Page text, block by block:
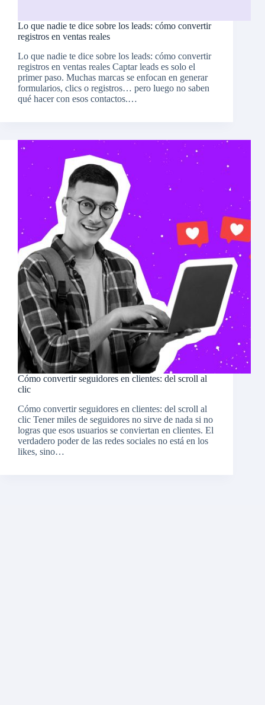
Lo que nadie te dice sobre los leads: cómo convertir
registros en ventas reales
Lo que nadie te dice sobre los leads: cómo convertir
registros en ventas reales Captar leads es solo el
primer paso. Muchas marcas se enfocan en generar
formularios, clics o registros… pero luego no saben
qué hacer con esos contactos.…
Cómo convertir seguidores en clientes: del scroll al
clic
Cómo convertir seguidores en clientes: del scroll al
clic Tener miles de seguidores no sirve de nada si no
logras que esos usuarios se conviertan en clientes. El
verdadero poder de las redes sociales no está en los
likes, sino…